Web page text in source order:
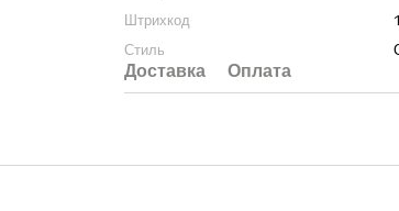
Штрихкод
Стиль
Доставка Оплата